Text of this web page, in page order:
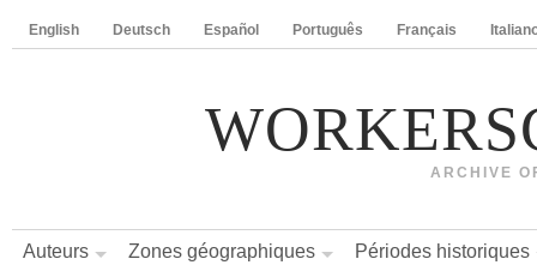
English Deutsch Español Português Français
ARCHIVE
Auteurs Zones géographiques
Périodes historiques